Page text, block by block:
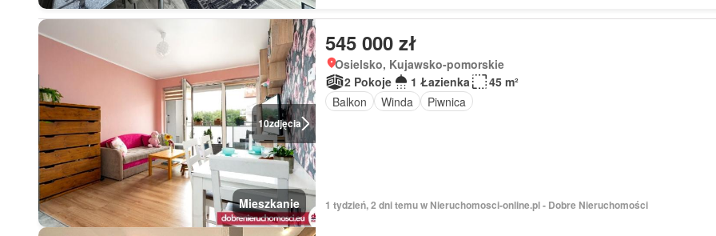
10zdjęcia
Mieszkanie
545 000 zł
Osielsko, Kujawsko-pomorskie
2 Pokoje
1 Łazienka
45 m²
Balkon
Winda Piwnica
1 tydzień, 2 dni temu w Nieruchomosci-online.pl - Dobre Nieruchomości